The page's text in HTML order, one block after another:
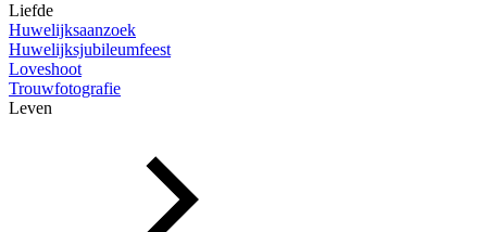
Liefde
Huwelijksaanzoek
Huwelijksjubileumfeest
Loveshoot
Trouwfotografie
Leven